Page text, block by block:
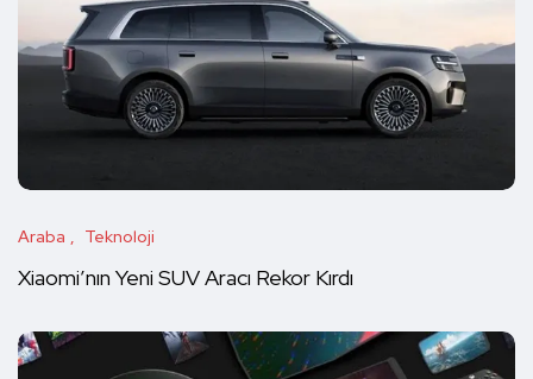
Araba Teknoloji
Xiaomi’nın Yeni SUV Aracı Rekor Kırdı